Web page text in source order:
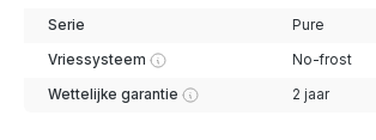
Serie Pure
Vriessysteem No-frost
Wettelijke garantie 2 jaar